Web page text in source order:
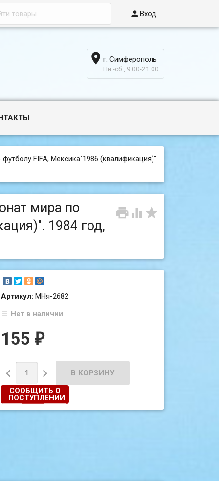
Вход
 г. Симферополь
Пн.-сб., 9.00-21.00
FIFA, Мексика`1986 (квалификация)".
  
мира по
1984 год,
Артикул:МНя-2682
Нет в наличии
155₽
 
СООБЩИТЬ О
ПОСТУПЛЕНИИ